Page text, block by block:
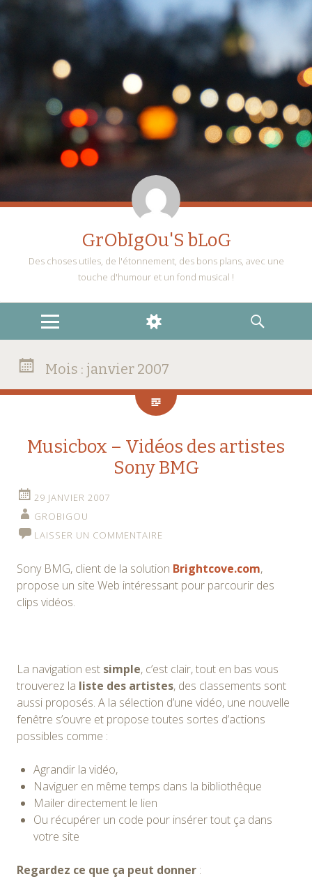
GrObIgOu'S bLoG
Des choses utiles, de l'étonnement, des bons plans, avec une
touche d'humour et un fond musical !
MENU
WIDGETS
RECHERCHE
Mois : janvier 2007
Musicbox – Vidéos des artistes
Sony BMG
29 JANVIER 2007
GROBIGOU
LAISSER UN COMMENTAIRE
Sony BMG, client de la solution Brightcove.com,
propose un site Web intéressant pour parcourir des
clips vidéos.
La navigation est simple, c’est clair, tout en bas vous
trouverez la liste des artistes, des classements sont
aussi proposés. A la sélection d’une vidéo, une nouvelle
fenêtre s’ouvre et propose toutes sortes d’actions
possibles comme :
Agrandir la vidéo,
Naviguer en même temps dans la bibliothêque
Mailer directement le lien
Ou récupérer un code pour insérer tout ça dans
votre site
Regardez ce que ça peut donner :